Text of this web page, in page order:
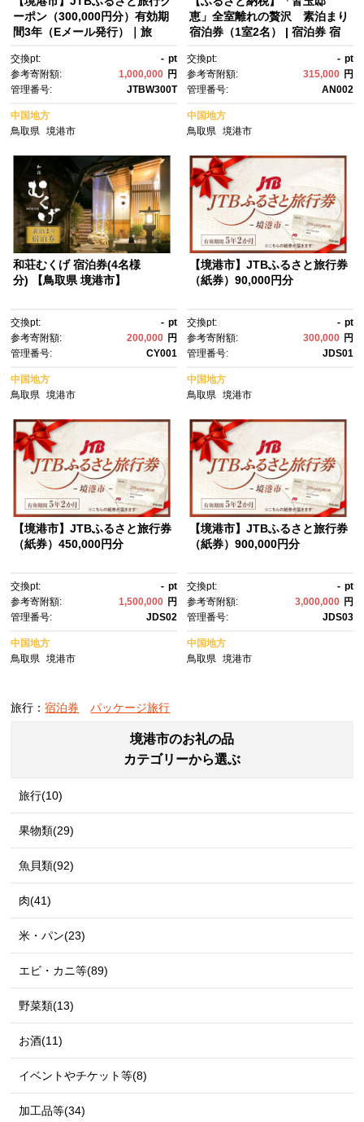
ーポン（300,000円分）有効期
間3年（Eメール発行）｜旅
B 宿泊 観光 体験 旅行券 宿泊
券 旅行予約 温泉 ホテル 旅
館 チケット 子供 子連れ カップ
ル 家族 人気 おすすめ 旅行クー
ポン 店頭 オンライン ネット予
約 電話 有効期間3年
交換pt: - pt
参考寄附額:
1,000,000 円
管理番号:
JTBW300T
中国地方
鳥取県
境港市
恵」全室離れの贅沢 素泊まり
宿泊券（1室2名） | 宿泊券 宿
券 温泉宿 旅館 宿泊プラン 旅
行 観光 ペア お二人様 カップ
ル 夫婦 贅沢旅行 記念日 ご褒美
旅行 温泉 リゾート 癒し 非日
常 旅行体験 国内旅行 鳥取旅
行 境港 ふるさと納税 体験ギフ
ト 贈り物 人気 おすすめ 鳥取
県 境港市
交換pt: - pt
参考寄附額:
315,000 円
管理番号:
AN002
中国地方
鳥取県 境港市
和荘むくげ 宿泊券(4名様
分) 【鳥取県 境港市】
交換pt: - pt
参考寄附額:
200,000 円
管理番号:
CY001
中国地方
鳥取県
境港市
【境港市】JTBふるさと旅行券
（紙券）90,000円分
交換pt: - pt
参考寄附額:
300,000 円
管理番号:
JDS01
中国地方
鳥取県 境港市
【境港市】JTBふるさと旅行券
（紙券）450,000円分
交換pt: - pt
参考寄附額:
1,500,000 円
管理番号:
JDS02
中国地方
鳥取県
境港市
【境港市】JTBふるさと旅行券
（紙券）900,000円分
交換pt: - pt
参考寄附額:
3,000,000 円
管理番号:
JDS03
中国地方
鳥取県 境港市
旅行：宿泊券 パッケージ旅行
境港市のお礼の品
カテゴリーから選ぶ
旅行(10)
果物類(29)
魚貝類(92)
肉(41)
米・パン(23)
エビ・カニ等(89)
野菜類(13)
お酒(11)
イベントやチケット等(8)
加工品等(34)